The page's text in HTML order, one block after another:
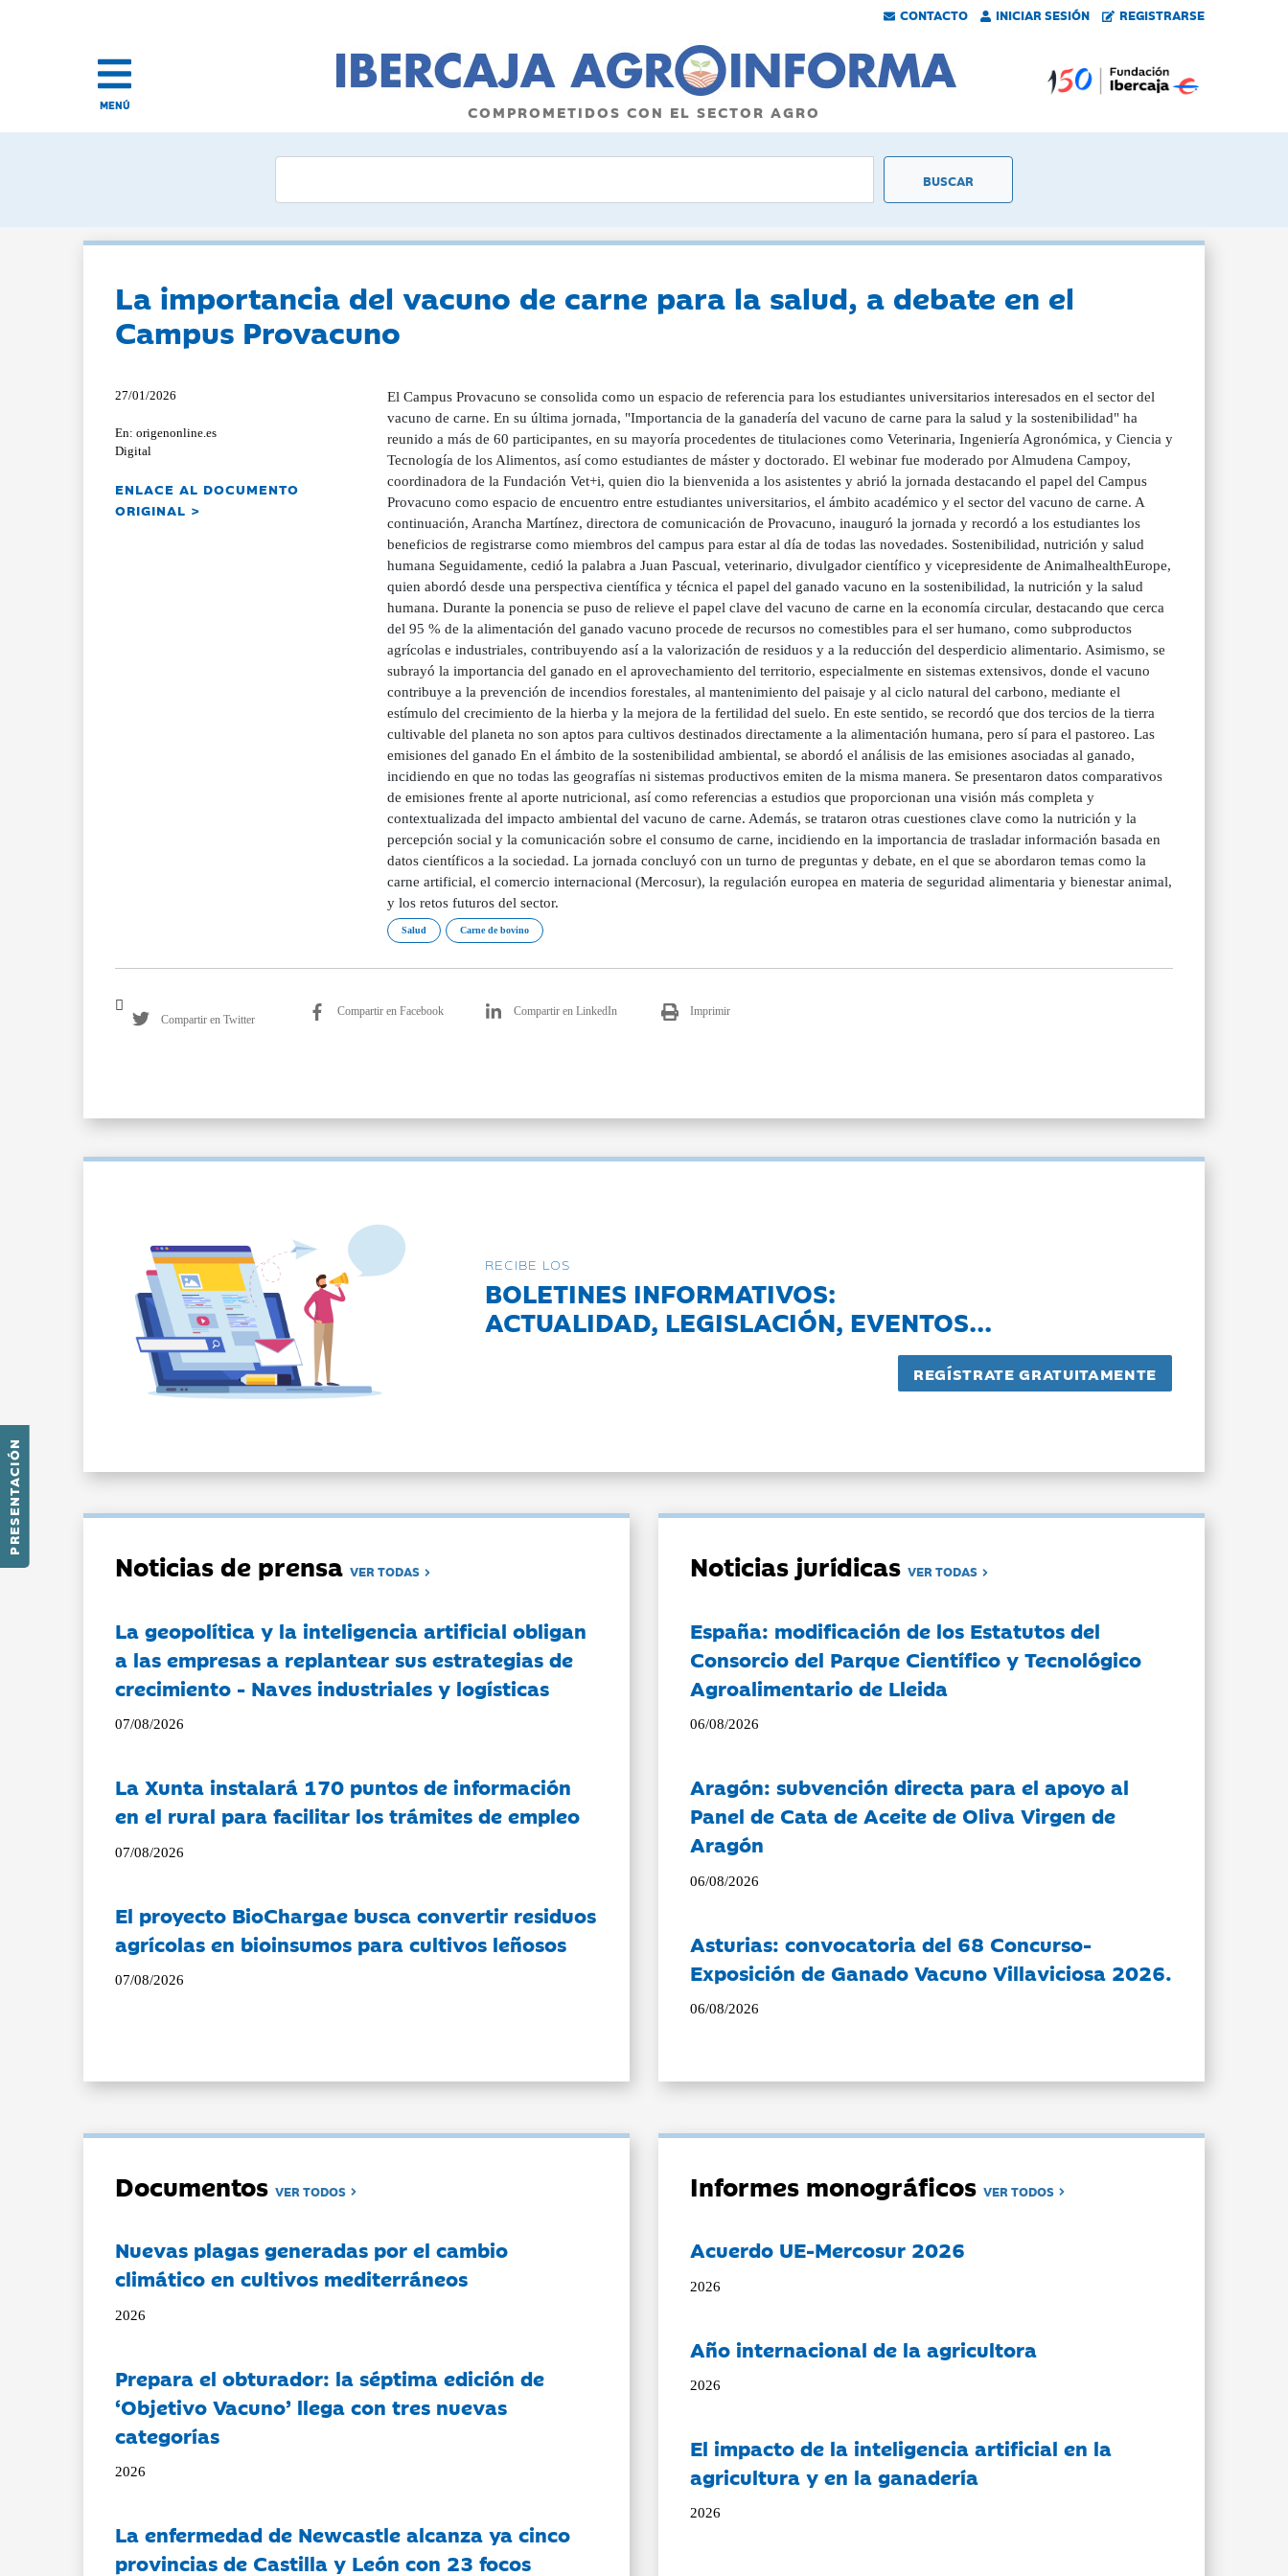
CONTACTO INICIAR SESIÓN REGISTRARSE
PRESENTACIÓN
MENÚ COMPROMETIDOS CON EL SECTOR AGRO
La importancia del vacuno de carne para la salud, a debate en el
Campus Provacuno
27/01/2026
En: origenonline.es
Digital
ENLACE AL DOCUMENTO
ORIGINAL >
El Campus Provacuno se consolida como un espacio de referencia para los estudiantes universitarios interesados en el sector del
vacuno de carne. En su última jornada, "Importancia de la ganadería del vacuno de carne para la salud y la sostenibilidad" ha
reunido a más de 60 participantes, en su mayoría procedentes de titulaciones como Veterinaria, Ingeniería Agronómica, y Ciencia y
Tecnología de los Alimentos, así como estudiantes de máster y doctorado. El webinar fue moderado por Almudena Campoy,
coordinadora de la Fundación Vet+i, quien dio la bienvenida a los asistentes y abrió la jornada destacando el papel del Campus
Provacuno como espacio de encuentro entre estudiantes universitarios, el ámbito académico y el sector del vacuno de carne. A
continuación, Arancha Martínez, directora de comunicación de Provacuno, inauguró la jornada y recordó a los estudiantes los
beneficios de registrarse como miembros del campus para estar al día de todas las novedades. Sostenibilidad, nutrición y salud
humana Seguidamente, cedió la palabra a Juan Pascual, veterinario, divulgador científico y vicepresidente de AnimalhealthEurope,
quien abordó desde una perspectiva científica y técnica el papel del ganado vacuno en la sostenibilidad, la nutrición y la salud
humana. Durante la ponencia se puso de relieve el papel clave del vacuno de carne en la economía circular, destacando que cerca
del 95 % de la alimentación del ganado vacuno procede de recursos no comestibles para el ser humano, como subproductos
agrícolas e industriales, contribuyendo así a la valorización de residuos y a la reducción del desperdicio alimentario. Asimismo, se
subrayó la importancia del ganado en el aprovechamiento del territorio, especialmente en sistemas extensivos, donde el vacuno
contribuye a la prevención de incendios forestales, al mantenimiento del paisaje y al ciclo natural del carbono, mediante el
estímulo del crecimiento de la hierba y la mejora de la fertilidad del suelo. En este sentido, se recordó que dos tercios de la tierra
cultivable del planeta no son aptos para cultivos destinados directamente a la alimentación humana, pero sí para el pastoreo. Las
emisiones del ganado En el ámbito de la sostenibilidad ambiental, se abordó el análisis de las emisiones asociadas al ganado,
incidiendo en que no todas las geografías ni sistemas productivos emiten de la misma manera. Se presentaron datos comparativos
de emisiones frente al aporte nutricional, así como referencias a estudios que proporcionan una visión más completa y
contextualizada del impacto ambiental del vacuno de carne. Además, se trataron otras cuestiones clave como la nutrición y la
percepción social y la comunicación sobre el consumo de carne, incidiendo en la importancia de trasladar información basada en
datos científicos a la sociedad. La jornada concluyó con un turno de preguntas y debate, en el que se abordaron temas como la
carne artificial, el comercio internacional (Mercosur), la regulación europea en materia de seguridad alimentaria y bienestar animal,
y los retos futuros del sector.
Salud Carne de bovino
Compartir en Twitter
Compartir en Facebook Compartir en LinkedIn Imprimir
RECIBE LOS
BOLETINES INFORMATIVOS:
ACTUALIDAD, LEGISLACIÓN, EVENTOS...
Noticias de prensaVER TODAS
La geopolítica y la inteligencia artificial obligan
a las empresas a replantear sus estrategias de
crecimiento - Naves industriales y logísticas
07/08/2026
La Xunta instalará 170 puntos de información
en el rural para facilitar los trámites de empleo
07/08/2026
El proyecto BioChargae busca convertir residuos
agrícolas en bioinsumos para cultivos leñosos
07/08/2026
Noticias jurídicasVER TODAS
España: modificación de los Estatutos del
Consorcio del Parque Científico y Tecnológico
Agroalimentario de Lleida
06/08/2026
Aragón: subvención directa para el apoyo al
Panel de Cata de Aceite de Oliva Virgen de
Aragón
06/08/2026
Asturias: convocatoria del 68 Concurso-
Exposición de Ganado Vacuno Villaviciosa 2026.
06/08/2026
DocumentosVER TODOS
Nuevas plagas generadas por el cambio
climático en cultivos mediterráneos
2026
Prepara el obturador: la séptima edición de
‘Objetivo Vacuno’ llega con tres nuevas
categorías
2026
La enfermedad de Newcastle alcanza ya cinco
provincias de Castilla y León con 23 focos
Informes monográficosVER TODOS
Acuerdo UE-Mercosur 2026
2026
Año internacional de la agricultora
2026
El impacto de la inteligencia artificial en la
agricultura y en la ganadería
2026